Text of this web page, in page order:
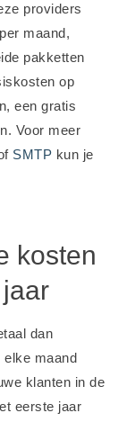
providers
maand,
pakketten
op
een gratis
Voor meer
SMTP kun je
kosten
dan
elke maand
klanten in de
eerste jaar